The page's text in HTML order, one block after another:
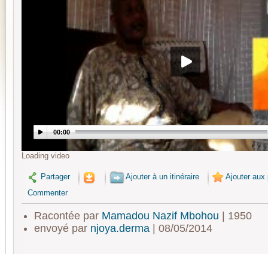
00:00
Loading video
Partager Ajouter à un itinéraire
Ajouter aux
Commenter
Racontée par Mamadou Nazif Mbohou | 1950
envoyé par njoya.derma| 08/05/2014